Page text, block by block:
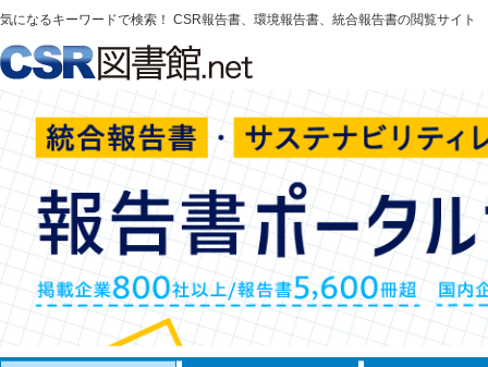
気になるキーワードで検索！ CSR報告書、環境報告書、統合報告書の閲覧サイト